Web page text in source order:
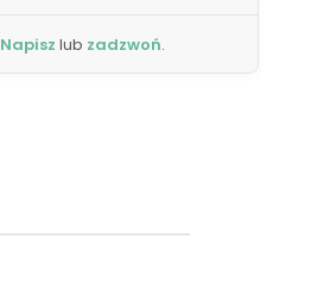
Napisz lub zadzwoń.